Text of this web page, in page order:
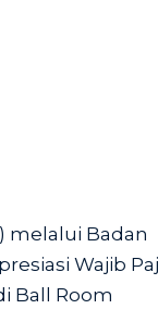
melalui Badan
Wajib
Ball Room